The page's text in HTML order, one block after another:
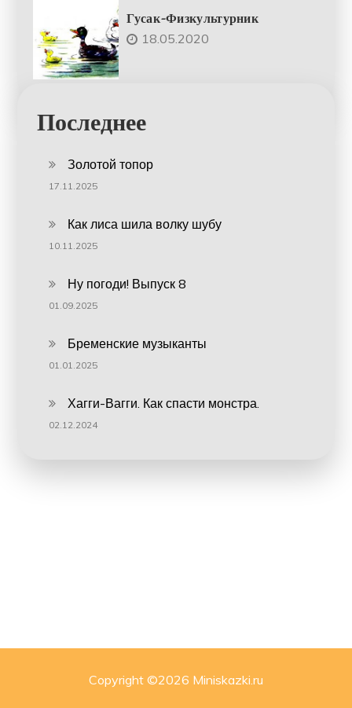
Гусак-Физкультурник
18.05.2020
Последнее
Золотой топор
17.11.2025
Как лиса шила волку шубу
10.11.2025
Ну погоди! Выпуск 8
01.09.2025
Бременские музыканты
01.01.2025
Хагги-Вагги. Как спасти монстра.
02.12.2024
Copyright ©2026 Miniskazki.ru